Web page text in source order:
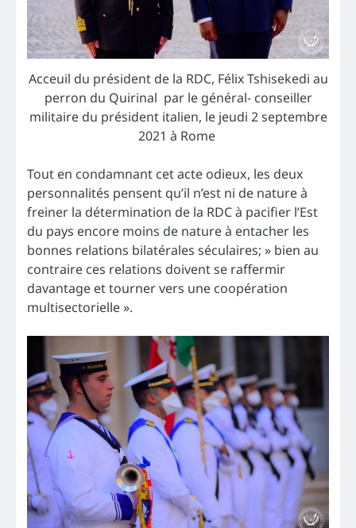
Acceuil du président de la RDC, Félix Tshisekedi au
perron du Quirinal par le général- conseiller
militaire du président italien, le jeudi 2 septembre
2021 à Rome
Tout en condamnant cet acte odieux, les deux
personnalités pensent qu’il n’est ni de nature à
freiner la détermination de la RDC à pacifier l’Est
du pays encore moins de nature à entacher les
bonnes relations bilatérales séculaires; » bien au
contraire ces relations doivent se raffermir
davantage et tourner vers une coopération
multisectorielle ».